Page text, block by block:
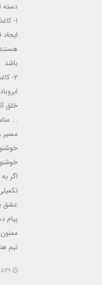
دسته
1-
باشد
2-
خلق
...
مسیر
اگر
پیام
ممنون
تیم